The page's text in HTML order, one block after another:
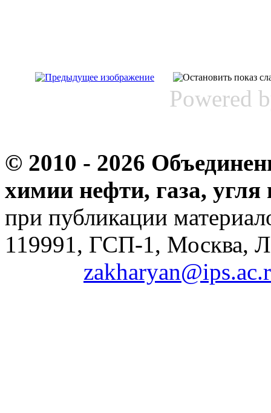
Powered
© 2010 - 2026
химии нефти, газа,
при публикации
119991, ГСП-1, Москва,